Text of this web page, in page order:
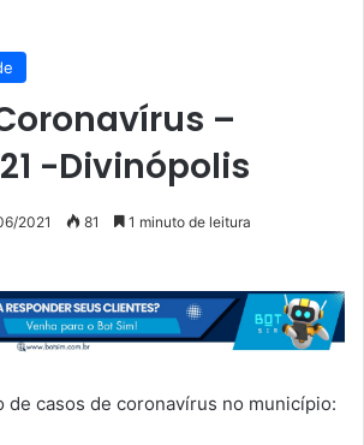
–
-Divinópolis
2021 81 1 minuto de leitura
de casos de coronavírus no município: